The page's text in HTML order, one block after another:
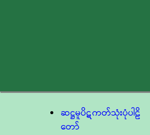
ဆဋ္ဌမူပိဋကတ်သုံးပုံပါဠိ
တော်